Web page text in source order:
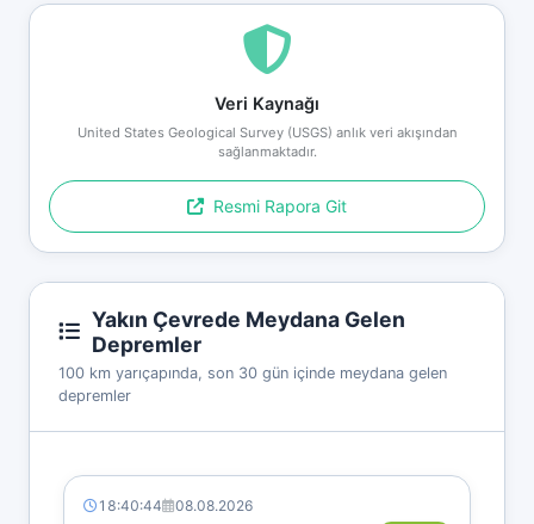
Veri Kaynağı
United States Geological Survey (USGS) anlık veri akışından
sağlanmaktadır.
Resmi Rapora Git
Yakın Çevrede Meydana Gelen
Depremler
100 km yarıçapında, son 30 gün içinde meydana gelen
depremler
18:40:44 08.08.2026